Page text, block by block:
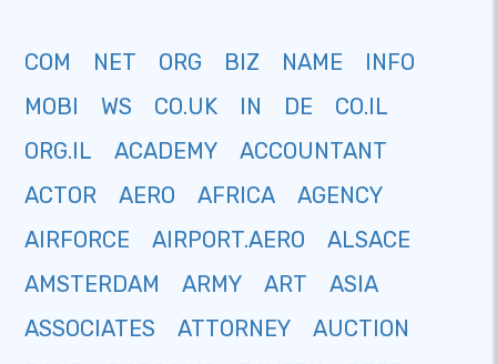
COM NET ORG BIZ NAME
INFO
MOBI
WS CO.UK IN DE
CO.IL
ORG.IL
ACADEMY
ACCOUNTANT
ACTOR
AERO AFRICA
AGENCY
AIRFORCE
AIRPORT.AERO
ALSACE
AMSTERDAM
ARMY ART
ASIA
ASSOCIATES
ATTORNEY
AUCTION